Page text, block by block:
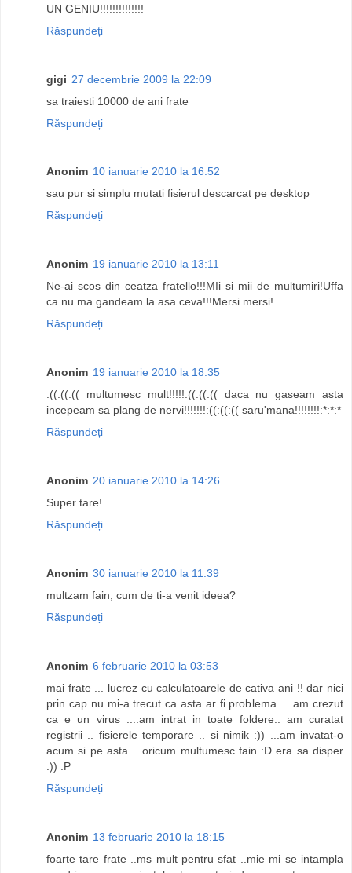
UN GENIU!!!!!!!!!!!!!!
Răspundeți
gigi 27 decembrie 2009 la 22:09
sa traiesti 10000 de ani frate
Răspundeți
Anonim 10 ianuarie 2010 la 16:52
sau pur si simplu mutati fisierul descarcat pe desktop
Răspundeți
Anonim 19 ianuarie 2010 la 13:11
Ne-ai scos din ceatza fratello!!!MIi si mii de multumiri!Uffa
ca nu ma gandeam la asa ceva!!!Mersi mersi!
Răspundeți
Anonim 19 ianuarie 2010 la 18:35
:((:((:(( multumesc mult!!!!!:((:((:(( daca nu gaseam asta
incepeam sa plang de nervi!!!!!!!:((:((:(( saru'mana!!!!!!!!:*:*:*
Răspundeți
Anonim 20 ianuarie 2010 la 14:26
Super tare!
Răspundeți
Anonim 30 ianuarie 2010 la 11:39
multzam fain, cum de ti-a venit ideea?
Răspundeți
Anonim 6 februarie 2010 la 03:53
mai frate ... lucrez cu calculatoarele de cativa ani !! dar nici
prin cap nu mi-a trecut ca asta ar fi problema ... am crezut
ca e un virus ....am intrat in toate foldere.. am curatat
registrii .. fisierele temporare .. si nimik :)) ...am invatat-o
acum si pe asta .. oricum multumesc fain :D era sa disper
:)) :P
Răspundeți
Anonim 13 februarie 2010 la 18:15
foarte tare frate ..ms mult pentru sfat ..mie mi se intampla